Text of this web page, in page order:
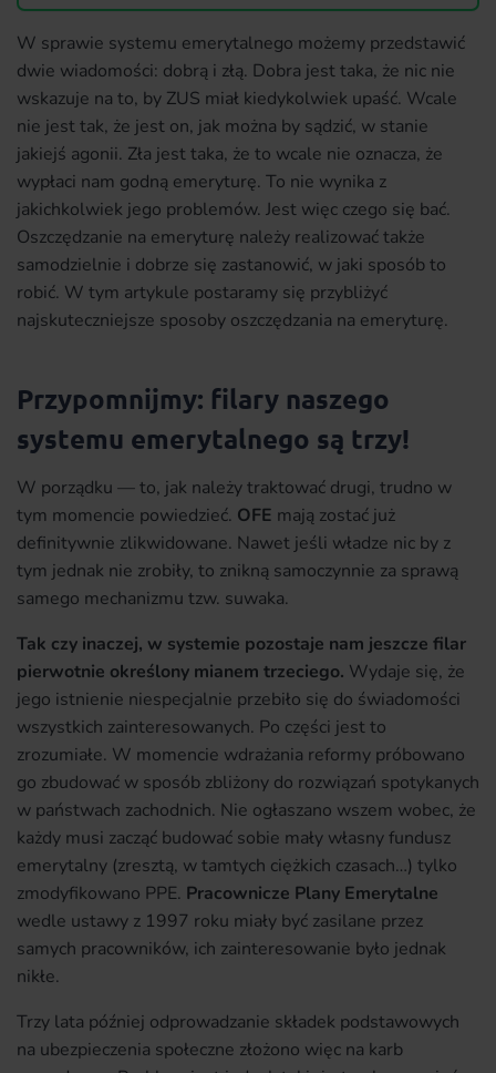
W sprawie systemu emerytalnego możemy przedstawić
dwie wiadomości: dobrą i złą. Dobra jest taka, że nic nie
wskazuje na to, by ZUS miał kiedykolwiek upaść. Wcale
nie jest tak, że jest on, jak można by sądzić, w stanie
jakiejś agonii. Zła jest taka, że to wcale nie oznacza, że
wypłaci nam godną emeryturę. To nie wynika z
jakichkolwiek jego problemów. Jest więc czego się bać.
Oszczędzanie na emeryturę należy realizować także
samodzielnie i dobrze się zastanowić, w jaki sposób to
robić. W tym artykule postaramy się przybliżyć
najskuteczniejsze sposoby oszczędzania na emeryturę.
Przypomnijmy: filary naszego
systemu emerytalnego są trzy!
W porządku — to, jak należy traktować drugi, trudno w
tym momencie powiedzieć. OFE mają zostać już
definitywnie zlikwidowane. Nawet jeśli władze nic by z
tym jednak nie zrobiły, to znikną samoczynnie za sprawą
samego mechanizmu tzw. suwaka.
Tak czy inaczej, w systemie pozostaje nam jeszcze filar
pierwotnie określony mianem trzeciego. Wydaje się, że
jego istnienie niespecjalnie przebiło się do świadomości
wszystkich zainteresowanych. Po części jest to
zrozumiałe. W momencie wdrażania reformy próbowano
go zbudować w sposób zbliżony do rozwiązań spotykanych
w państwach zachodnich. Nie ogłaszano wszem wobec, że
każdy musi zacząć budować sobie mały własny fundusz
emerytalny (zresztą, w tamtych ciężkich czasach…) tylko
zmodyfikowano PPE. Pracownicze Plany Emerytalne
wedle ustawy z 1997 roku miały być zasilane przez
samych pracowników, ich zainteresowanie było jednak
nikłe.
Trzy lata później odprowadzanie składek podstawowych
na ubezpieczenia społeczne złożono więc na karb